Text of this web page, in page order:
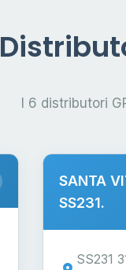
I 6 distributori
SANTA
SS231.
SS231